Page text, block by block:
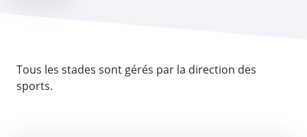
Tous les stades sont gérés par la direction des
sports.